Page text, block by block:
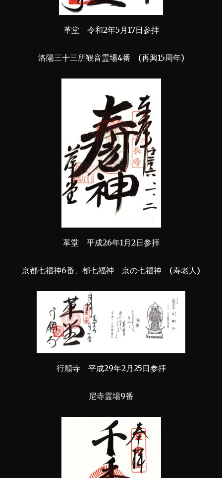
革堂 令和2年5月17日参拝
洛陽三十三所観音霊場4番 (再興15周年)
革堂 平成26年1月2日参拝
京都七福神6番、都七福神 京の七福神 (寿老人)
行願寺 平成29年2月25日参拝
尼寺霊場9番